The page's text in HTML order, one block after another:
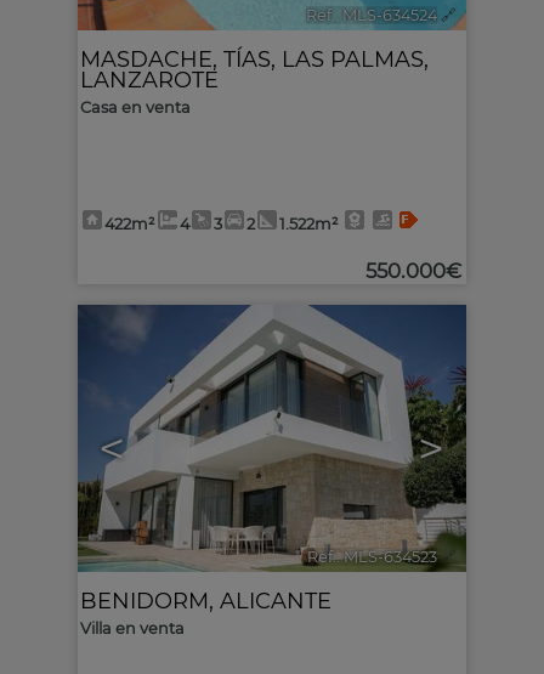
Ref.. MLS-634524 🔗
MASDACHE, TÍAS, LAS PALMAS,
LANZAROTE
Casa en venta
422m² 4 3 2 1.522m²
550.000€
< >
Ref.. MLS-634523 🔗
BENIDORM, ALICANTE
Villa en venta